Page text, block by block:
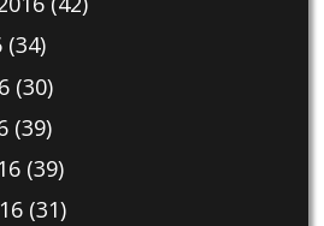
(34)
(30)
(39)
(39)
(31)